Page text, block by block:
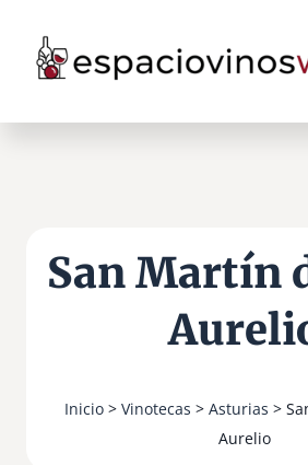
contenido
San Martín
Inicio > Vinotecas > Asturias >
Aurelio